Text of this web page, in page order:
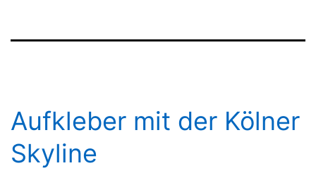
Aufkleber mit der Kölner
Skyline